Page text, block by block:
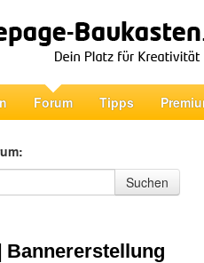
Forum Tipps
Suchen
Bannererstellung